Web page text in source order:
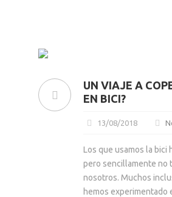
UN VIAJE A
EN BICI?
13/08/2018
Los que usamos la
pero sencillamente no
nosotros. Muchos
hemos experimentado